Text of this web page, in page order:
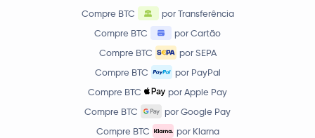
Compre BTC
por Transferência
Compre BTC
por Cartão
Compre BTC
por SEPA
Compre BTC
por PayPal
Compre BTC
por Apple Pay
Compre BTC
por Google Pay
Compre BTC
por Klarna